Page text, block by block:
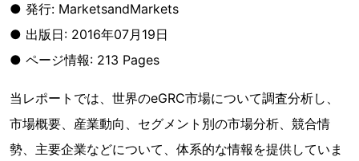
● 発行: MarketsandMarkets
● 出版日: 2016年07月19日
● ページ情報: 213 Pages
当レポートでは、世界のeGRC市場について調査分析し、
市場概要、産業動向、セグメント別の市場分析、競合情
勢、主要企業などについて、体系的な情報を提供していま